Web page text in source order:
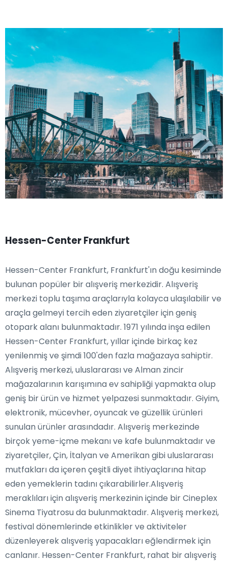
Hessen-Center Frankfurt
Hessen-Center Frankfurt, Frankfurt'ın doğu kesiminde
bulunan popüler bir alışveriş merkezidir. Alışveriş
merkezi toplu taşıma araçlarıyla kolayca ulaşılabilir ve
araçla gelmeyi tercih eden ziyaretçiler için geniş
otopark alanı bulunmaktadır. 1971 yılında inşa edilen
Hessen-Center Frankfurt, yıllar içinde birkaç kez
yenilenmiş ve şimdi 100'den fazla mağazaya sahiptir.
Alışveriş merkezi, uluslararası ve Alman zincir
mağazalarının karışımına ev sahipliği yapmakta olup
geniş bir ürün ve hizmet yelpazesi sunmaktadır. Giyim,
elektronik, mücevher, oyuncak ve güzellik ürünleri
sunulan ürünler arasındadır. Alışveriş merkezinde
birçok yeme-içme mekanı ve kafe bulunmaktadır ve
ziyaretçiler, Çin, İtalyan ve Amerikan gibi uluslararası
mutfakları da içeren çeşitli diyet ihtiyaçlarına hitap
eden yemeklerin tadını çıkarabilirler.Alışveriş
meraklıları için alışveriş merkezinin içinde bir Cineplex
Sinema Tiyatrosu da bulunmaktadır. Alışveriş merkezi,
festival dönemlerinde etkinlikler ve aktiviteler
düzenleyerek alışveriş yapacakları eğlendirmek için
canlanır. Hessen-Center Frankfurt, rahat bir alışveriş